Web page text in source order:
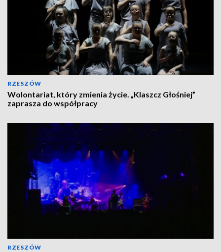
RZESZÓW
Wolontariat, który zmienia życie. „Klaszcz Głośniej”
zaprasza do współpracy
RZESZÓW